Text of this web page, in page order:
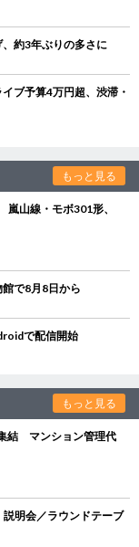
約3年ぶりの多さに
ブ予算4万円超、渋滞・
もっと見る
山線・モボ301形、
で8月8日から
で配信開始
もっと見る
結 マンション管理代
明会／ラウンドテーブ